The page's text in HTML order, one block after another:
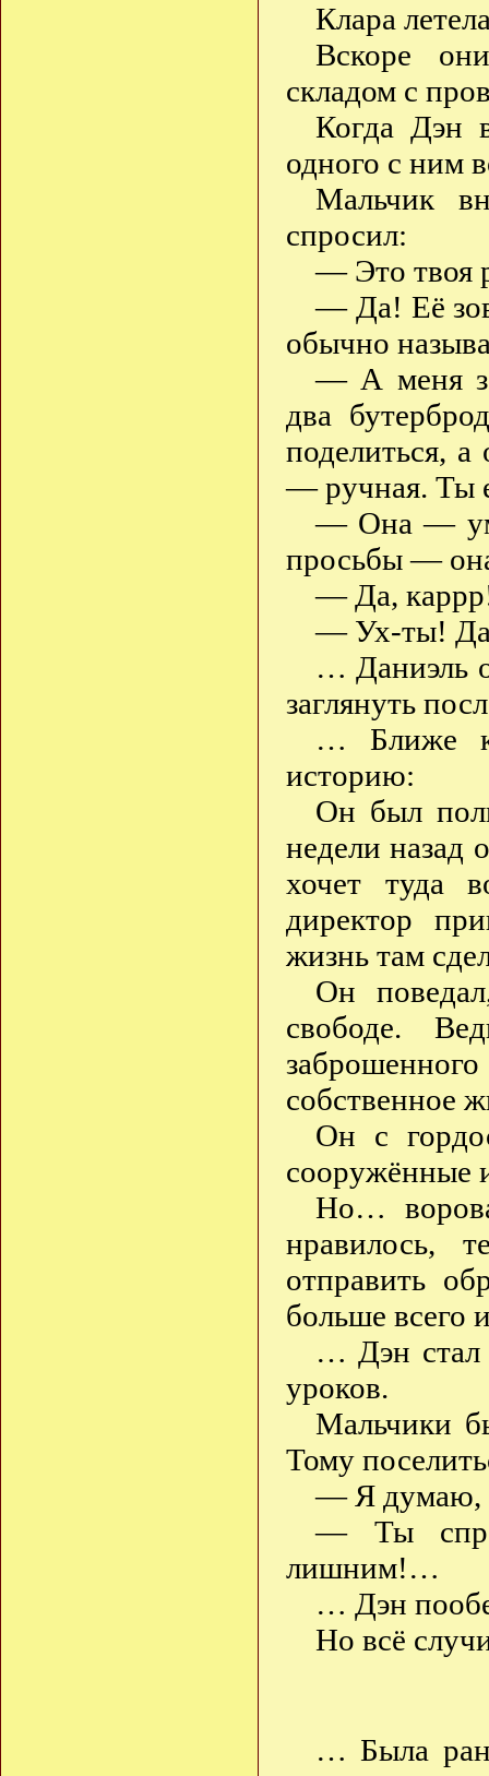
Клара
Вскоре
складом с
Когда Дэн
одного с ним
Мальчик
спросил:
— Это твоя
— Да! Её
обычно
— А меня
два
поделиться,
— ручная. Ты
— Она —
просьбы —
— Да,
— Ух-ты!
… Даниэль
заглянуть
… Ближе к
историю:
Он был
недели назад
хочет туда
директор
жизнь там
Он
свободе.
собственное
Он с
сооружённые
Но…
нравилось,
отправить
больше всего
… Дэн стал
уроков.
Мальчики
Тому
— Я думаю,
— Ты
лишним!…
… Дэн
Но всё
… Была